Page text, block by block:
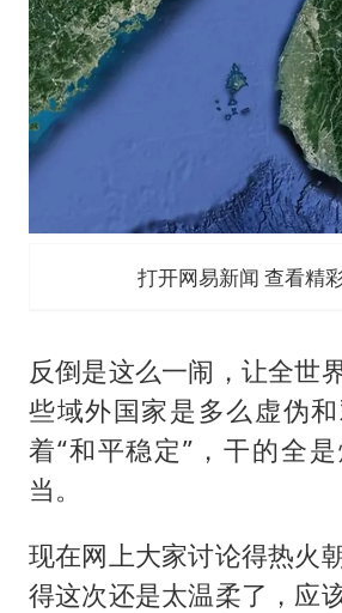
打开网易新闻 查看精
反倒是这么一闹，让全世
些域外国家是多么虚伪
着“和平稳定”，干的全
当。
现在网上大家讨论得热火
得这次还是太温柔了，应